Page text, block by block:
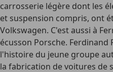
carrosserie légère dont les
et suspension compris, ont
Volkswagen. C'est aussi à
écusson Porsche.
l'histoire du jeune groupe
la fabrication de voitures de